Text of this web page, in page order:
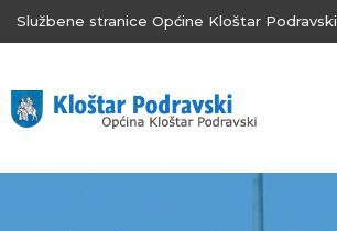
Službene stranice Općine Kloštar Podravski